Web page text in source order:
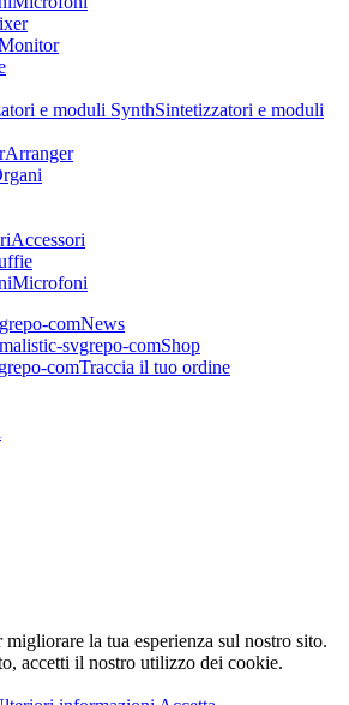
Sintetizzatori e moduli
Arranger
Accessori
Microfoni
News
Shop
Traccia il tuo ordine
la tua esperienza sul nostro sito.
accetti il nostro utilizzo dei cookie.